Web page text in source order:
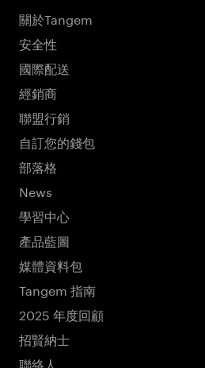
關於Tangem
安全性
國際配送
經銷商
聯盟行銷
自訂您的錢包
部落格
News
學習中心
產品藍圖
媒體資料包
Tangem 指南
2025 年度回顧
招賢納士
聯絡人